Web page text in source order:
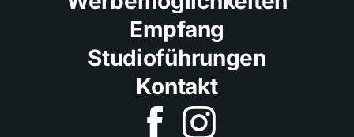
Empfang
Studioführungen
Kontakt